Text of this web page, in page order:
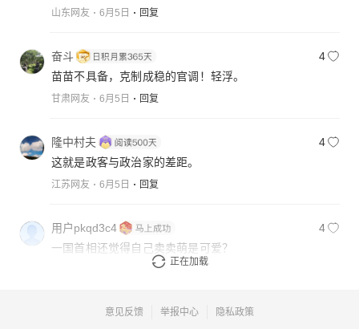
山东网友 6月5日 回复
奋斗
4
苗苗不具备，克制成稳的官调！轻浮。
甘肃网友 6月5日 回复
隆中村夫
4
这就是政客与政治家的差距。
江苏网友 6月5日 回复
用户pkqd3c4
4
一国首相还觉得自己卖卖萌是可爱？
回复
正在加载
意见反馈 举报中心 隐私政策